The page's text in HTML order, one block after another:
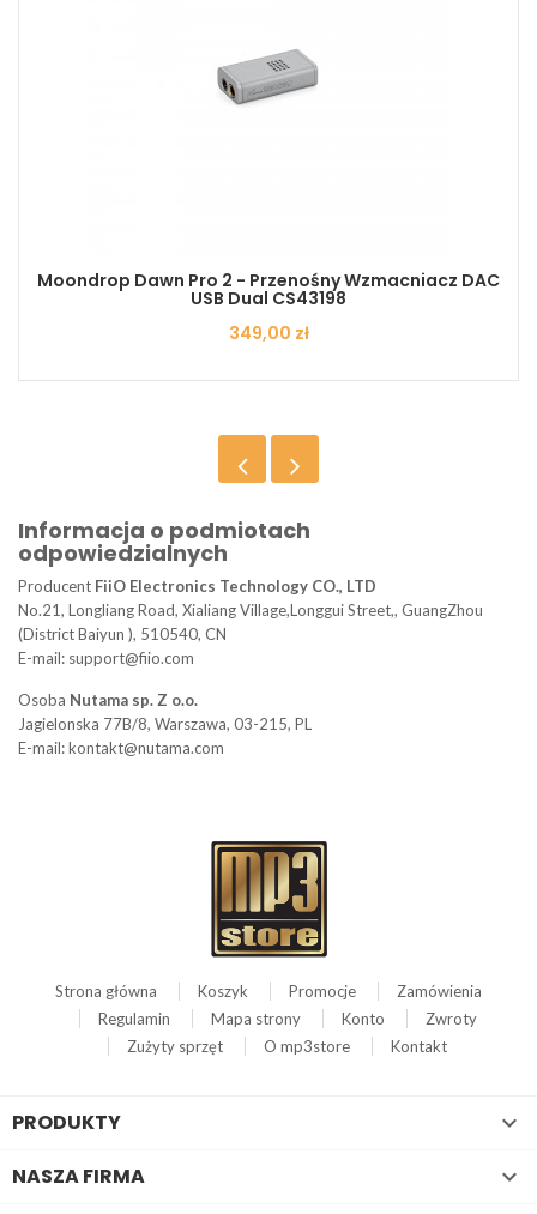
Moondrop Dawn Pro 2 - Przenośny Wzmacniacz DAC
USB Dual CS43198
Cena
349,00 zł
Informacja o podmiotach
odpowiedzialnych
Producent FiiO Electronics Technology CO., LTD
No.21, Longliang Road, Xialiang Village,Longgui Street,, GuangZhou
(District Baiyun ), 510540, CN
E-mail: support@fiio.com
Osoba Nutama sp. Z o.o.
Jagielonska 77B/8, Warszawa, 03-215, PL
E-mail: kontakt@nutama.com
Strona główna Koszyk Promocje
Zamówienia
Regulamin
Mapa strony Konto
Zwroty
Zużyty sprzęt
O mp3store Kontakt
PRODUKTY 
NASZA FIRMA 